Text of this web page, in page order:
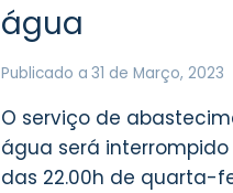
água
Publicado a 31 de Março, 2023
O serviço de
água será
das 22.00h de quarta-